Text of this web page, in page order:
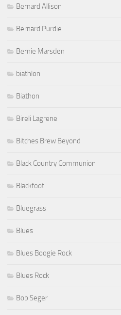
Bernard Allison
Bernard Purdie
Bernie Marsden
biathlon
Biathon
Bireli Lagrene
Bitches Brew Beyond
Black Country Communion
Blackfoot
Bluegrass
Blues
Blues Boogie Rock
Blues Rock
Bob Seger